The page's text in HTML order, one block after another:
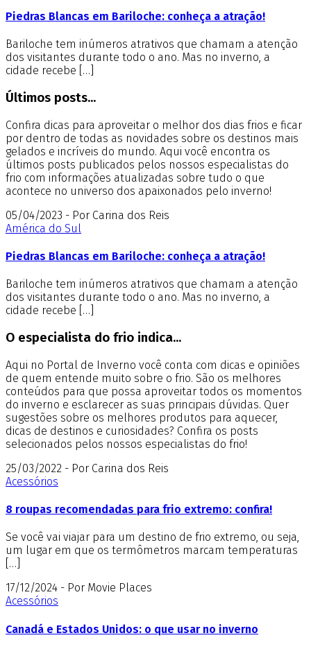
Piedras Blancas em Bariloche: conheça a atração!
Bariloche tem inúmeros atrativos que chamam a atenção
dos visitantes durante todo o ano. Mas no inverno, a
cidade recebe […]
Últimos posts...
Confira dicas para aproveitar o melhor dos dias frios e ficar
por dentro de todas as novidades sobre os destinos mais
gelados e incríveis do mundo. Aqui você encontra os
últimos posts publicados pelos nossos especialistas do
frio com informações atualizadas sobre tudo o que
acontece no universo dos apaixonados pelo inverno!
05/04/2023 - Por Carina dos Reis
América do Sul
Piedras Blancas em Bariloche: conheça a atração!
Bariloche tem inúmeros atrativos que chamam a atenção
dos visitantes durante todo o ano. Mas no inverno, a
cidade recebe […]
O especialista do frio indica...
Aqui no Portal de Inverno você conta com dicas e opiniões
de quem entende muito sobre o frio. São os melhores
conteúdos para que possa aproveitar todos os momentos
do inverno e esclarecer as suas principais dúvidas. Quer
sugestões sobre os melhores produtos para aquecer,
dicas de destinos e curiosidades? Confira os posts
selecionados pelos nossos especialistas do frio!
25/03/2022 - Por Carina dos Reis
Acessórios
8 roupas recomendadas para frio extremo: confira!
Se você vai viajar para um destino de frio extremo, ou seja,
um lugar em que os termômetros marcam temperaturas
[…]
17/12/2024 - Por Movie Places
Acessórios
Canadá e Estados Unidos: o que usar no inverno